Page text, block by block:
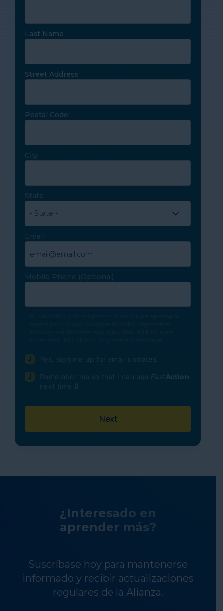
Last Name
Street Address
Postal Code
City
State
Email
Mobile Phone (Optional)
Yes, sign me up for email updates.
Remember me so that I can use FastAction
next time.
¿Interesado en
aprender más?
Suscríbase hoy para mantenerse
informado y recibir actualizaciones
regulares de la Alianza.